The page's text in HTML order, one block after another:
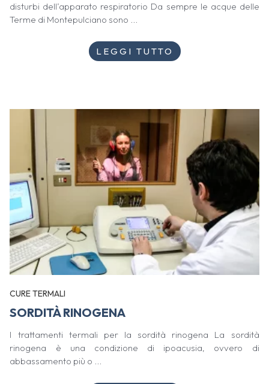
disturbi dell’apparato respiratorio Da sempre le acque delle
Terme di Montepulciano sono ...
LEGGI TUTTO
CURE TERMALI
SORDITÀ RINOGENA
I trattamenti termali per la sordità rinogena La sordità
rinogena è una condizione di ipoacusia, ovvero di
abbassamento più o ...